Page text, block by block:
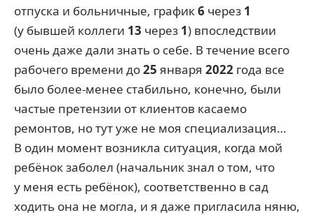
отпуска и больничные, график6 через 1
(у бывшей коллеги 13 через 1) впоследствии
очень даже дали знать о себе. В течение всего
рабочего времени до25 января 2022 года все
было более-менее стабильно, конечно, были
частые претензии от клиентов касаемо
ремонтов, но тут уже не моя специализация…
В один момент возникла ситуация, когда мой
ребёнок заболел (начальник знал о том, что
у меня есть ребёнок), соответственно в сад
ходить она не могла, и я даже пригласила няню,